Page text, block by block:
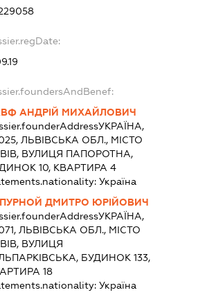
АНДРІЙ МИХАЙЛОВИЧ
УКРАЇНА,
ЛЬВІВСЬКА ОБЛ., МІСТО
ВУЛИЦЯ ПАПОРОТНА,
10, КВАРТИРА 4
Україна
ДМИТРО ЮРІЙОВИЧ
УКРАЇНА,
ЛЬВІВСЬКА ОБЛ., МІСТО
ВУЛИЦЯ
БУДИНОК 133,
18
Україна